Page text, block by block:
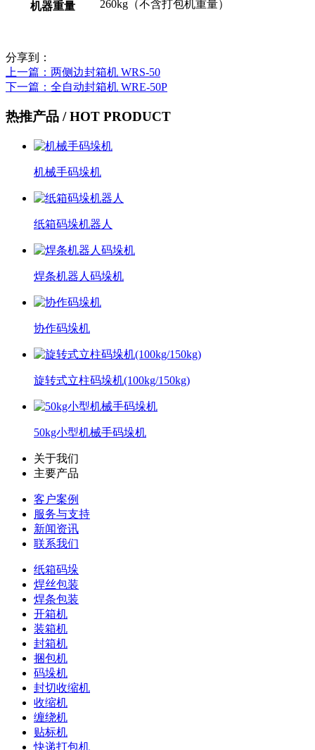
机器重量
260kg（不含打包机重量）
分享到：
上一篇 ：两侧边封箱机 WRS-50
下一篇 ：全自动封箱机 WRE-50P
热推产品 / HOT PRODUCT
机械手码垛机
纸箱码垛机器人
焊条机器人码垛机
协作码垛机
旋转式立柱码垛机(100kg/150kg)
50kg小型机械手码垛机
关于我们
主要产品
客户案例
服务与支持
新闻资讯
联系我们
纸箱码垛
焊丝包装
焊条包装
开箱机
装箱机
封箱机
捆包机
码垛机
封切收缩机
收缩机
缠绕机
贴标机
快递打包机